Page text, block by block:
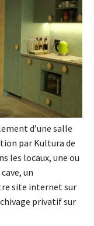
d’une salle
par Kultura de
les locaux, une ou
un
site internet sur
privatif sur